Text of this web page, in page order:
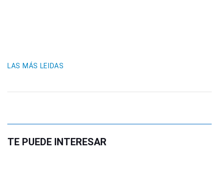
LAS MÁS LEIDAS
TE PUEDE INTERESAR